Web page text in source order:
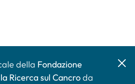
della Fondazione
Ricerca sul Cancroda